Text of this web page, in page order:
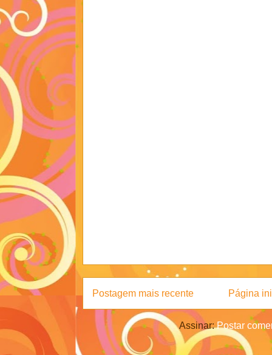
Postagem mais recente Página
Assinar:Postar